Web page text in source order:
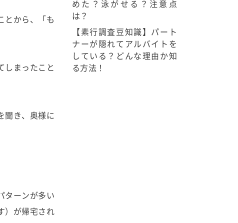
とから、「も
しまったこと
聞き、奥様に
ターンが多い
）が帰宅され
めた？泳がせる？注意点
は？
【素行調査豆知識】パート
ナーが隠れてアルバイトを
している？どんな理由か知
る方法！